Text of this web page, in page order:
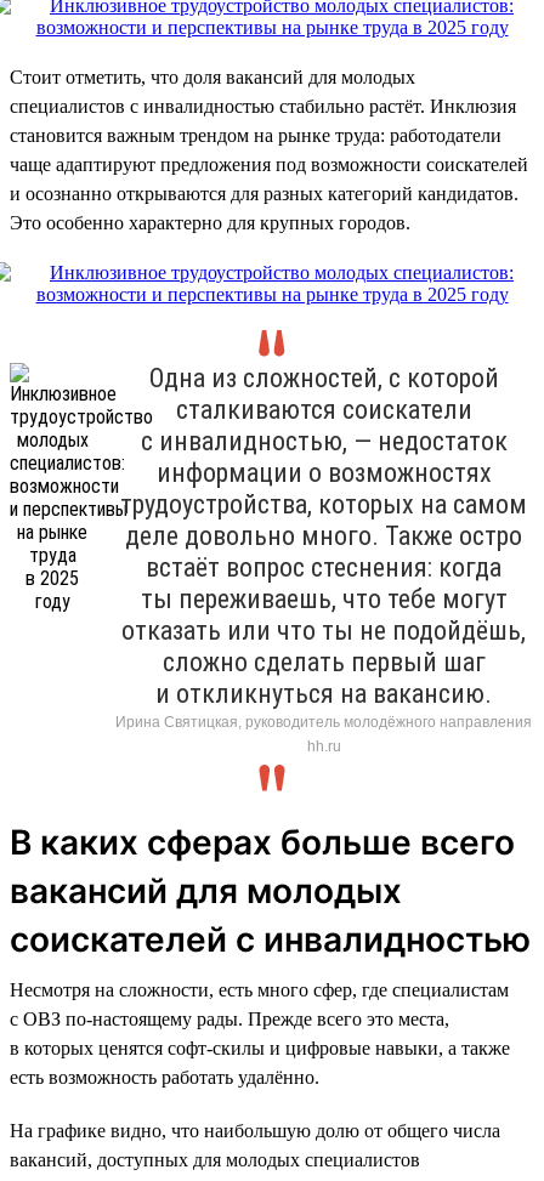
Стоит отметить, что доля вакансий для молодых
специалистов с инвалидностью стабильно растёт. Инклюзия
становится важным трендом на рынке труда: работодатели
чаще адаптируют предложения под возможности соискателей
и осознанно открываются для разных категорий кандидатов.
Это особенно характерно для крупных городов.
Одна из сложностей, с которой
сталкиваются соискатели
с инвалидностью, — недостаток
информации о возможностях
трудоустройства, которых на самом
деле довольно много. Также остро
встаёт вопрос стеснения: когда
ты переживаешь, что тебе могут
отказать или что ты не подойдёшь,
сложно сделать первый шаг
и откликнуться на вакансию.
Ирина Святицкая, руководитель молодёжного направления
hh.ru
В каких сферах больше всего
вакансий для молодых
соискателей с инвалидностью
Несмотря на сложности, есть много сфер, где специалистам
с ОВЗ по-настоящему рады. Прежде всего это места,
в которых ценятся софт-скилы и цифровые навыки, а также
есть возможность работать удалённо.
На графике видно, что наибольшую долю от общего числа
вакансий, доступных для молодых специалистов